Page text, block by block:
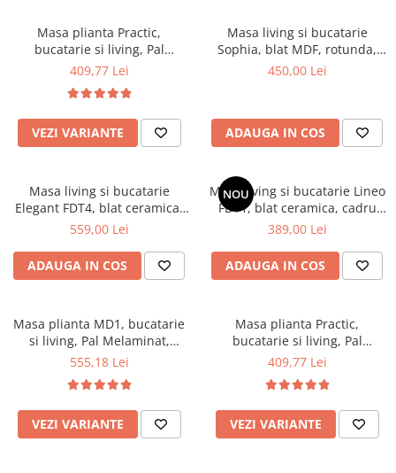
Saltele cu arcuri impachetate
individual
Saltele Memory Pocket
Saltele Memory Foam
Saltele Memory Pocket
Saltele cu plasa arcuri
Saltele cu spuma
Saltele cu spuma poliuretanica
Saltele Memory
Saltele 160x200
Saltele 180x200
Top saltele
Top saltele 10 cm
Paturi
Seturi de pat si saltea
Masute de toaleta
Mobilier living
Scaune pentru living
Comode living
Set mese plus scaune
Scaune ergonomice
Dulap birou
Birouri
Scaune pentru birou
Scaune pentru vizitatori
Scaune manager
Mobilier bucatarie
Scaune birou
Scaune profesionale
Scaune resigilate
Scaune conferinta
Scaune terasa si outdoor
Masa plianta Practic,
bucatarie si living, Pal
Melaminat, insertii lemn
rotunjite, 120x74x75 cm, nuc
409,77 Lei
VEZI VARIANTE
Masa living si bucatarie
Sophia, blat MDF, rotunda,
structura lemn masiv, 4
450,00 Lei
ADAUGA IN COS
Masa living si bucatarie
Elegant FDT4, blat ceramica,
cadru metalic, 6 persoane,
559,00 Lei
ADAUGA IN COS
NOU
Masa living si bucatarie Lineo
FDT1, blat ceramica, cadru
metalic, 6 persoane,
389,00 Lei
ADAUGA IN COS
Masa plianta MD1, bucatarie
si living, Pal Melaminat,
colturi rotunjite, 6 persoane,
555,18 Lei
VEZI VARIANTE
Masa plianta Practic,
bucatarie si living, Pal
Melaminat, insertii lemn
rotunjite, 120x74x75 cm,
stejar sonoma
409,77 Lei
VEZI VARIANTE